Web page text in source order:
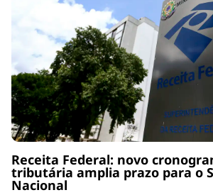
Receita Federal: novo
tributária amplia prazo para o
Nacional